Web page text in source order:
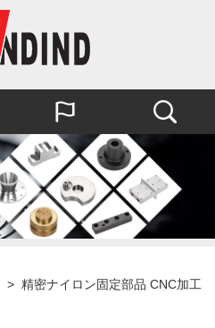
> 精密ナイロン固定部品 CNC加工